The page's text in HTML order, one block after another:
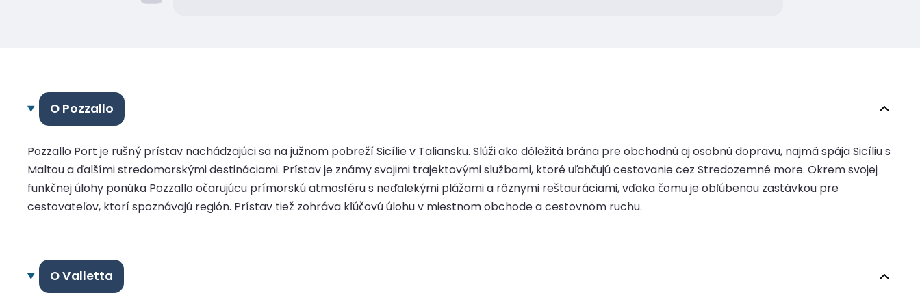
O Pozzallo
Pozzallo Port je rušný prístav nachádzajúci sa na južnom pobreží Sicílie v Taliansku. Slúži ako dôležitá brána pre obchodnú aj osobnú dopravu, najmä spája Sicíliu s
Maltou a ďalšími stredomorskými destináciami. Prístav je známy svojimi trajektovými službami, ktoré uľahčujú cestovanie cez Stredozemné more. Okrem svojej
funkčnej úlohy ponúka Pozzallo očarujúcu prímorskú atmosféru s neďalekými plážami a rôznymi reštauráciami, vďaka čomu je obľúbenou zastávkou pre
cestovateľov, ktorí spoznávajú región. Prístav tiež zohráva kľúčovú úlohu v miestnom obchode a cestovnom ruchu.
O Valletta